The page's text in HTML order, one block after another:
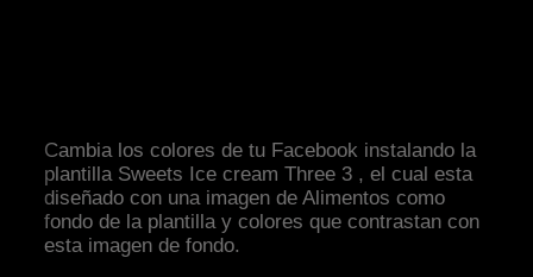
Cambia los colores de tu Facebook instalando la
plantilla Sweets Ice cream Three 3 , el cual esta
diseñado con una imagen de Alimentos como
fondo de la plantilla y colores que contrastan con
esta imagen de fondo.